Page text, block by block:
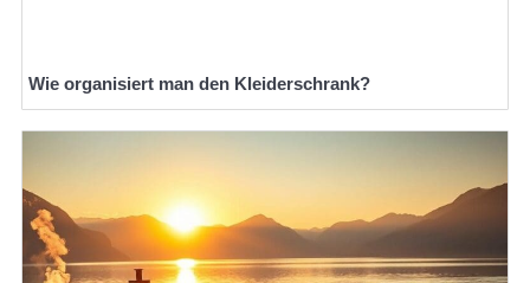
Wie organisiert man den Kleiderschrank?